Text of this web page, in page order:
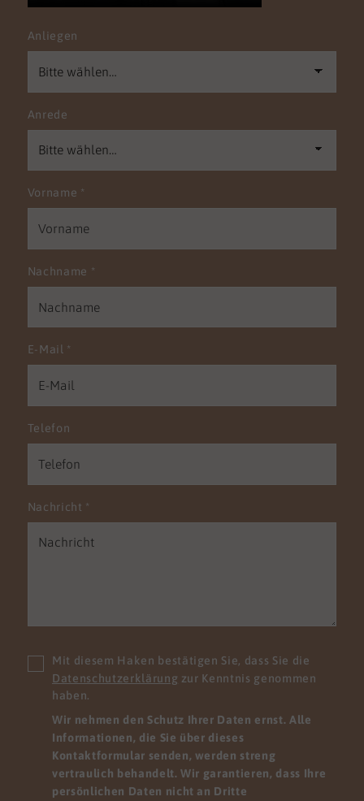
Anliegen
Anrede
Vorname *
Nachname *
E-Mail *
Telefon
Nachricht *
Mit diesem Haken bestätigen Sie, dass Sie die
Datenschutzerklärung zur Kenntnis genommen
haben.
Wir nehmen den Schutz Ihrer Daten ernst. Alle
Informationen, die Sie über dieses
Kontaktformular senden, werden streng
vertraulich behandelt. Wir garantieren, dass Ihre
persönlichen Daten nicht an Dritte